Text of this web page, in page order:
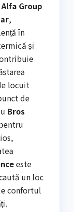
Alfa Group
,
în
și
locuit
de
Bros
este
un loc
confortul